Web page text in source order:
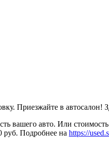
в автосалон!
вашего авто. Или
руб. Подробнее на https://